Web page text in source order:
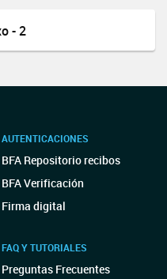
- 2
AUTENTICACIONES
BFA Repositorio recibos
BFA Verificación
Firma digital
FAQ Y TUTORIALES
Preguntas Frecuentes